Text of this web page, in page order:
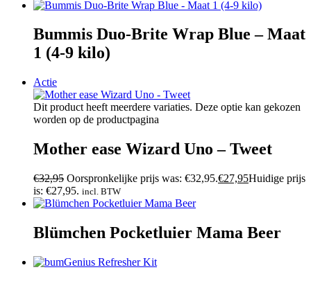
Bummis Duo-Brite Wrap Blue – Maat
1 (4-9 kilo)
Actie
Dit product heeft meerdere variaties. Deze optie kan gekozen
worden op de productpagina
Mother ease Wizard Uno – Tweet
€32,95 Oorspronkelijke prijs was: €32,95.€27,95Huidige prijs
is: €27,95. incl. BTW
Blümchen Pocketluier Mama Beer